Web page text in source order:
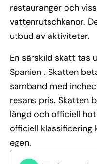
restauranger och
vattenrutschkanor.
utbud av aktiviteter.
En särskild skatt tas
Spanien . Skatten
samband med
resans pris. Skatten
längd och officiell
officiell klassificering
egen.